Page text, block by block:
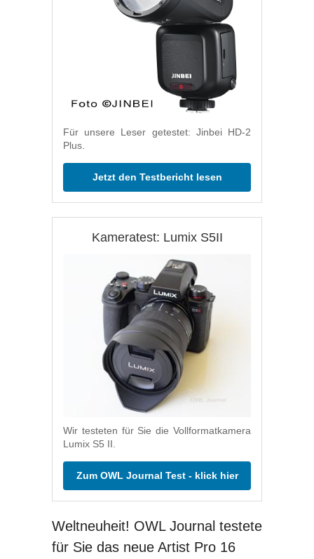
Für unsere Leser getestet: Jinbei HD-2
Plus.
Jetzt den Testbericht lesen
Kameratest: Lumix S5II
Wir testeten für Sie die Vollformatkamera
Lumix S5 II.
Zum OWL Journal Test - klick hier
Weltneuheit! OWL Journal testete
für Sie das neue Artist Pro 16